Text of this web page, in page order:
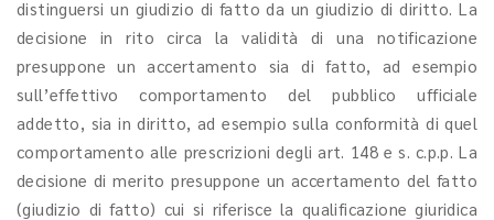
distinguersi un giudizio di fatto da un giudizio di diritto. La
decisione in rito circa la validità di una notificazione
presuppone un accertamento sia di fatto, ad esempio
sull’effettivo comportamento del pubblico ufficiale
addetto, sia in diritto, ad esempio sulla conformità di quel
comportamento alle prescrizioni degli art. 148 e s. c.p.p. La
decisione di merito presuppone un accertamento del fatto
(giudizio di fatto) cui si riferisce la qualificazione giuridica